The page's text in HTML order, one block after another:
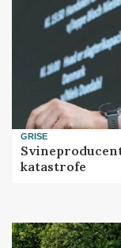
GRISE
katastrofe